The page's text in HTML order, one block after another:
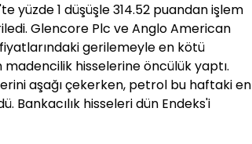
yüzde 1 düşüşle 314.52 puandan işlem
Glencore Plc ve Anglo American
gerilemeyle en kötü
hisselerine öncülük yaptı.
aşağı çekerken, petrol bu haftaki en
Bankacılık hisseleri dün Endeks'i